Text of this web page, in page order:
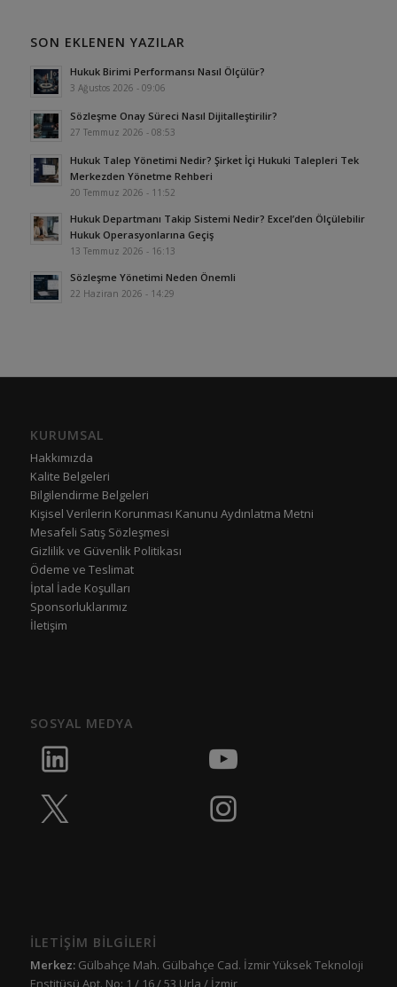
SON EKLENEN YAZILAR
Hukuk Birimi Performansı Nasıl Ölçülür?
3 Ağustos 2026 - 09:06
Sözleşme Onay Süreci Nasıl Dijitalleştirilir?
27 Temmuz 2026 - 08:53
Hukuk Talep Yönetimi Nedir? Şirket İçi Hukuki Talepleri Tek
Merkezden Yönetme Rehberi
20 Temmuz 2026 - 11:52
Hukuk Departmanı Takip Sistemi Nedir? Excel’den Ölçülebilir
Hukuk Operasyonlarına Geçiş
13 Temmuz 2026 - 16:13
Sözleşme Yönetimi Neden Önemli
22 Haziran 2026 - 14:29
KURUMSAL
Hakkımızda
Kalite Belgeleri
Bilgilendirme Belgeleri
Kişisel Verilerin Korunması Kanunu Aydınlatma Metni
Mesafeli Satış Sözleşmesi
Gizlilik ve Güvenlik Politikası
Ödeme ve Teslimat
İptal İade Koşulları
Sponsorluklarımız
İletişim
SOSYAL MEDYA
İLETİŞİM BİLGİLERİ
Merkez:Gülbahçe Mah. Gülbahçe Cad. İzmir Yüksek Teknoloji